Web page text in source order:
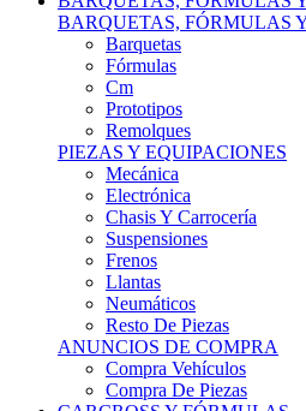
BARQUETAS, FÓRMULAS
Barquetas
Fórmulas
Cm
Prototipos
Remolques
PIEZAS Y EQUIPACIONES
Mecánica
Electrónica
Chasis Y Carrocería
Suspensiones
Frenos
Llantas
Neumáticos
Resto De Piezas
ANUNCIOS DE COMPRA
Compra Vehículos
Compra De Piezas